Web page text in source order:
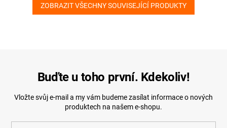
ZOBRAZIT VŠECHNY SOUVISEJÍCÍ PRODUKTY
Buďte u toho první. Kdekoliv!
Vložte svůj e-mail a my vám budeme zasílat informace o nových
produktech na našem e-shopu.